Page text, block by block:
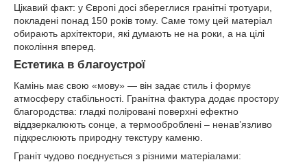
Цікавий факт: у Європі досі збереглися гранітні тротуари,
покладені понад 150 років тому. Саме тому цей матеріал
обирають архітектори, які думають не на роки, а на цілі
покоління вперед.
Естетика в благоустрої
Камінь має свою «мову» — він задає стиль і формує
атмосферу стабільності. Гранітна фактура додає простору
благородства: гладкі поліровані поверхні ефектно
віддзеркалюють сонце, а термооброблені – ненав’язливо
підкреслюють природну текстуру каменю.
Граніт чудово поєднується з різними матеріалами: